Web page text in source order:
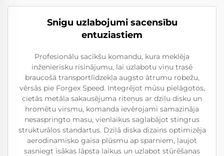
Snigu uzlabojumi sacensību
entuziastiem
Profesionālu sacīkšu komandu, kura meklēja
inženierisku risinājumu, lai uzlabotu viņu trasē
braucošā transportlīdzekļa augsto ātrumu robežu,
vērsās pie Forgex Speed. Integrējot mūsu pielāgotos,
cietās metāla sakausējuma riteņus ar dziļu disku un
hromētu virsmu, komanda ievērojami samazināja
nesaspringto masu, vienlaikus saglabājot stingrus
strukturālos standartus. Dziļā diska dizains optimizēja
aerodinamisko gaisa plūsmu ap sparniem, ļaujot
sasniegt īsākas lāpsta laikus un uzlabot stūrēšanas